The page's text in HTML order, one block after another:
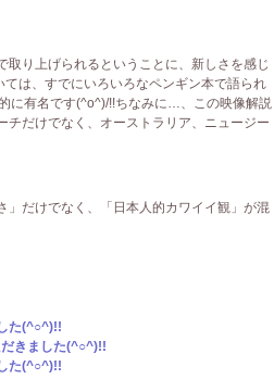
り上げられるということに、新しさを感じ
は、すでにいろいろなペンギン本で語られ
に有名です(^o^)/!!ちなみに…、この映像解説
だけでなく、オーストラリア、ニュージー
だけでなく、「日本人的カワイイ観」が混
た(^○^)!!
きました(^○^)!!
た(^○^)!!